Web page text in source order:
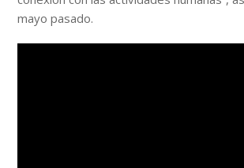
mayo pasado.